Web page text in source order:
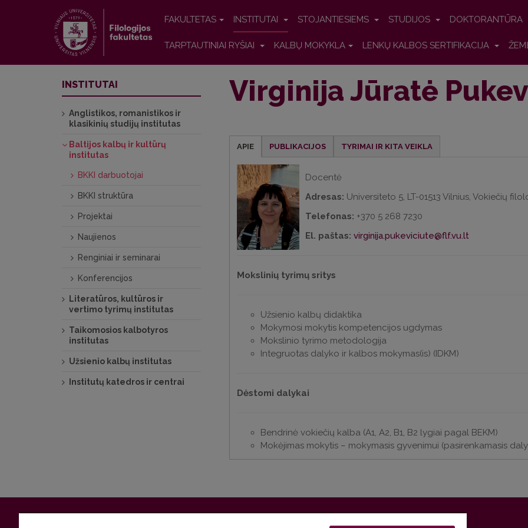
FAKULTETAS INSTITUTAI STOJANTIESIEMS STUDIJOS DOKTORANTŪRA
TARPTAUTINIAI RYŠIAI KALBŲ MOKYKLA LENKŲ KALBOS SERTIFIKACIJA
Virginija Jūratė
APIE PUBLIKACIJOS TYRIMAI IR KITA VEIKLA
Docentė
Adresas: Universiteto 5, LT-01513 Vilnius, Vokiečių
Telefonas: +370 5 268 7230
El. paštas: virginija.pukeviciute@flf.vu.lt
Mokslinių tyrimų sritys
Užsienio kalbų didaktika
Mokymosi mokytis kompetencijos ugdymas
Mokslinio tyrimo metodologija
Integruotas dalyko ir kalbos mokymas(is) (IDKM)
Dėstomi dalykai
Bendrinė vokiečių kalba (A1, A2, B1, B2 lygiai pagal BEKM)
Mokėjimas mokytis – mokymasis gyvenimui (pasirenkamasis
INSTITUTAI
Anglistikos, romanistikos ir
klasikinių studijų institutas
Baltijos kalbų ir kultūrų
institutas
BKKI darbuotojai
BKKI struktūra
Projektai
Naujienos
Renginiai ir seminarai
Konferencijos
Literatūros, kultūros ir
vertimo tyrimų institutas
Taikomosios kalbotyros
institutas
Užsienio kalbų institutas
Institutų katedros ir centrai